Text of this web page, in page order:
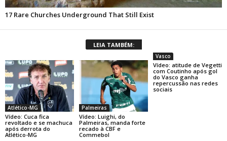
LEIA TAMBÉM:
Atlético-MG
Vídeo: Cuca fica
revoltado e se machuca
após derrota do
Atlético-MG
Palmeiras
Vídeo: Luighi, do
Palmeiras, manda forte
recado à CBF e
Commebol
Vasco
Vídeo: atitude de Vegetti
com Coutinho após gol
do Vasco ganha
repercussão nas redes
sociais